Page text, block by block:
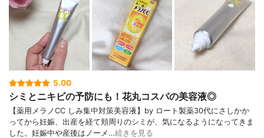
5.00
シミとニキビの予防にも！花丸コスパの美容液◎
【薬用メラノCC しみ集中対策美容液】by ロート製薬30代にさしかか
ってから妊娠、出産を経て頬周りのシミが、気になるようになってきま
した。妊娠中や産後はノーメ…続きを見る